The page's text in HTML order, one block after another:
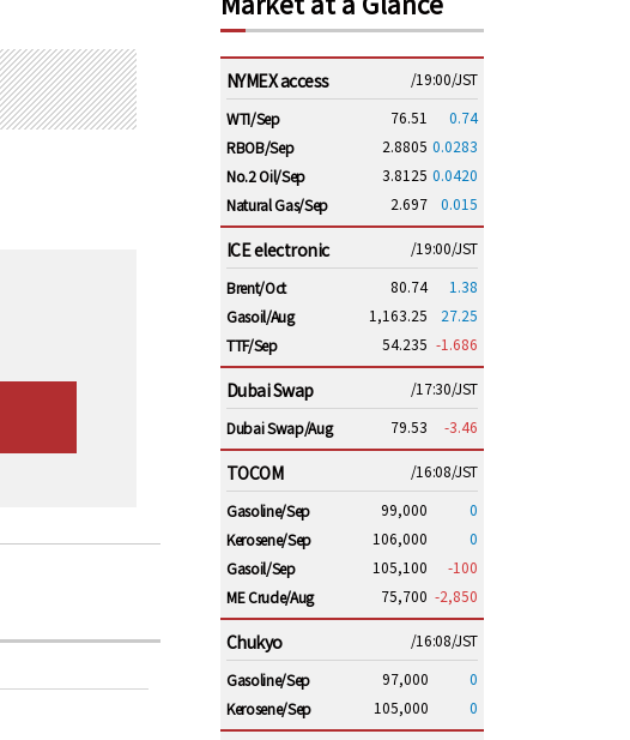
NYMEX access
/19:00/JST
WTI/Sep
76.51
0.74
RBOB/Sep
2.8805 0.0283
No.2 Oil/Sep
3.8125 0.0420
Natural Gas/Sep
2.697 0.015
ICE electronic
/19:00/JST
Brent/Oct
80.74
1.38
Gasoil/Aug
1,163.25
27.25
TTF/Sep
54.235 -1.686
Dubai Swap
/17:30/JST
Dubai Swap/Aug
79.53 -3.46
TOCOM
/16:08/JST
Gasoline/Sep
99,000
0
Kerosene/Sep
106,000
0
Gasoil/Sep
105,100
-100
ME Crude/Aug
75,700 -2,850
Chukyo
/16:08/JST
Gasoline/Sep
97,000
0
Kerosene/Sep
105,000 0